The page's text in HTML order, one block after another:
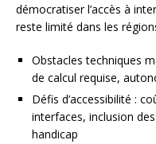
démocratiser l’accès à
reste limité dans les
Obstacles techniques
de calcul requise,
Défis d’accessibilité :
interfaces, inclusion
handicap